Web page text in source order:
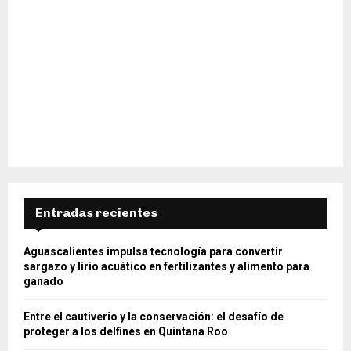
Entradas recientes
Aguascalientes impulsa tecnología para convertir
sargazo y lirio acuático en fertilizantes y alimento para
ganado
Entre el cautiverio y la conservación: el desafío de
proteger a los delfines en Quintana Roo